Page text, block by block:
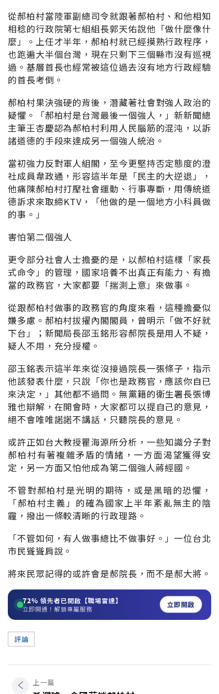
從郝柏村當陸軍副總司令就跟著郝柏村、和他相知
相稔的行政院第七組組長郭天佑說他「做什麼像什
麼」。上任才半年，郝柏村就已經摸熟行政程序，
也跑遍大半個台灣，現在只剩下三個縣市沒有巡視
過。基層首長也經常被這位過去沒有地方行政經驗
的首長考倒。
郝柏村果決強硬的背後，潛藏著社會對強人政治的
疑懼。「郝柏村是台灣最後一個強人，」新新聞總
主筆王杏慶認為郝柏村利用人民腦筋的混沌，以訴
諸道德的手段來達成另一個強人統治。
當初強力反對軍人組閣，至今更堅持否定態度的澄
社成員韋政通，形容這半年是「民主的大逆退」，
他痛陳郝柏村打壓社會運動、行事專斷，用傳統道
德訴求來取締KTV，「他做的是一個地方小科員做
的事。」
害怕第二個強人
更令部分社會人士擔憂的是，以郝柏村這樣「家長
式命令」的管理，國家培養不出真正有能力、有擔
當的政務官，大家都要「揣測上意」來做事。
從跟郝柏村做事的政務官的角度來看，這種擔憂似
嫌多慮。郝柏村拔擢內閣閣員，曾明示「做不好就
下台」；新聞局長邵玉銘形容郝院長是用人不疑，
疑人不用，充分授權。
邵玉銘表示這半年來從沒接過院長一張條子，指示
他該發表什麼，只說「你也是政務官，應該你自已
來決定，」其他都不過問。無黨籍的衛生署長張博
雅也辯解，在開會時，大家都可以提自己的意見，
絕不會唯唯諾諾不講話，只聽院長的意見。
或許正如台大教授瞿海源所分析，一些知識分子對
郝柏村有著複雜矛盾的情緒，一方面渴望獲得安
定，另一方面又怕他成為第二個強人蔣經國。
不管對郝柏村是光明的期待，或是黑暗的恐懼，
「郝柏村主義」的確為國家上半年紊亂無主的陰
霾，撥出一條較清晰的行政理路。
「不管如何，有人做事總比不做事好。」一位台北
市民聳聳肩說。
將來民眾記得的或許會是郝院長，而不是郝大將。
72% 領先者已開啟【職場雷達】
立即開通！解鎖專屬服務 立即開啟
評論
上一篇